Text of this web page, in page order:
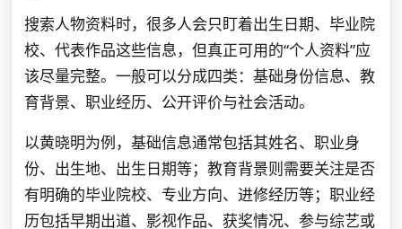
搜索人物资料时，很多人会只盯着出生日期、毕业院
校、代表作品这些信息，但真正可用的“个人资料”应
该尽量完整。一般可以分成四类：基础身份信息、教
育背景、职业经历、公开评价与社会活动。
以黄晓明为例，基础信息通常包括其姓名、职业身
份、出生地、出生日期等；教育背景则需要关注是否
有明确的毕业院校、专业方向、进修经历等；职业经
历包括早期出道、影视作品、获奖情况、参与综艺或